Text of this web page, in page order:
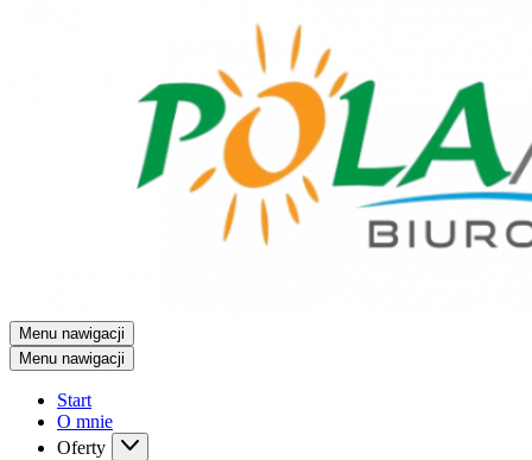
Menu nawigacji
Menu nawigacji
Start
O mnie
Oferty